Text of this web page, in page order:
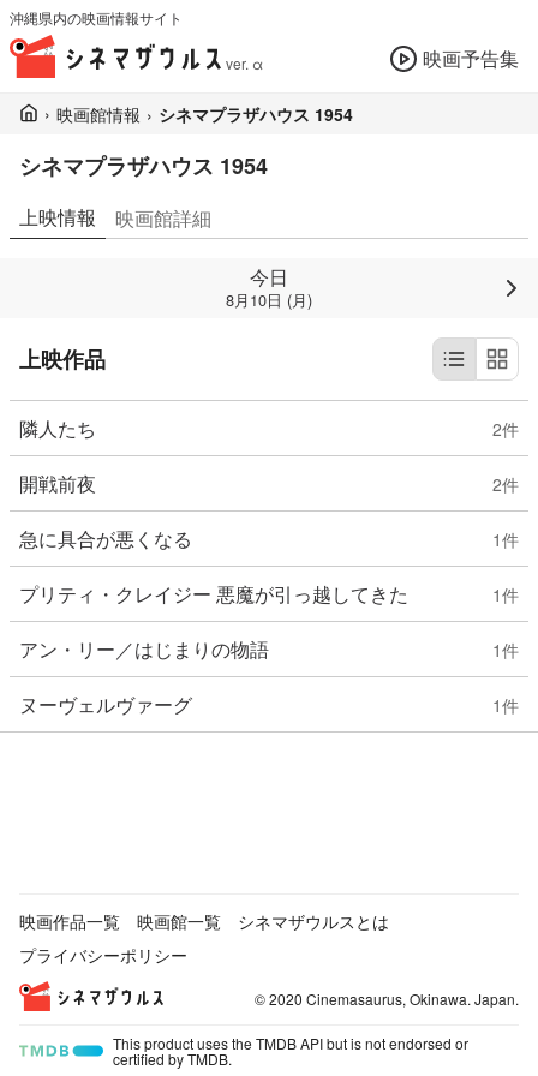
沖縄県内の映画情報サイト
ver. α 映画予告集
› 映画館情報 › シネマプラザハウス 1954
シネマプラザハウス 1954
上映情報 映画館詳細
今日
8月10日 (月)
上映作品
隣人たち 2件
開戦前夜 2件
急に具合が悪くなる 1件
プリティ・クレイジー 悪魔が引っ越してきた 1件
アン・リー／はじまりの物語 1件
ヌーヴェルヴァーグ 1件
映画作品一覧 映画館一覧
シネマザウルスとは
プライバシーポリシー
© 2020 Cinemasaurus, Okinawa. Japan.
This product uses the TMDB API but is not endorsed or
certified by TMDB.